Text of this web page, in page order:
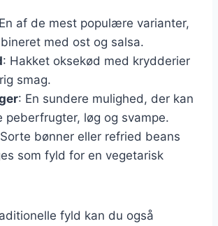
af de mest populære varianter,
med ost og salsa.
: Hakket oksekød med krydderier
smag.
: En sundere mulighed, der kan
peberfrugter, løg og svampe.
bønner eller refried beans
som fyld for en vegetarisk
fyld kan du også